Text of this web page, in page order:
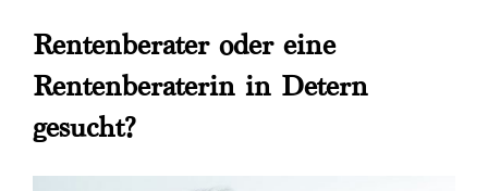
Rentenberater oder eine
Rentenberaterin in Detern
gesucht?